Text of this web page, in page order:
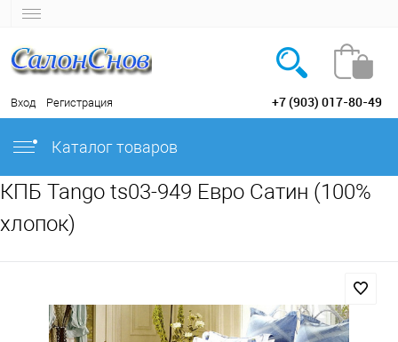
Вход Регистрация +7 (903) 017-80-49
Каталог товаров
КПБ Tango ts03-949 Евро Сатин (100%
хлопок)